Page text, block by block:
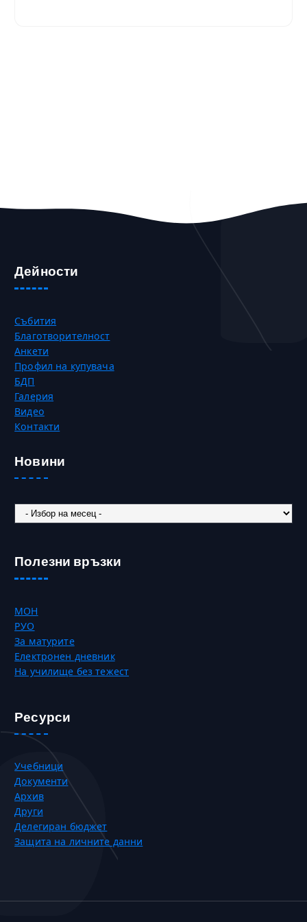
Дейности
Събития
Благотворителност
Анкети
Профил на купувача
БДП
Галерия
Видео
Контакти
Новини
Новини
Полезни връзки
МОН
РУО
За матурите
Електронен дневник
На училище без тежест
Ресурси
Учебници
Документи
Архив
Други
Делегиран бюджет
Защита на личните данни